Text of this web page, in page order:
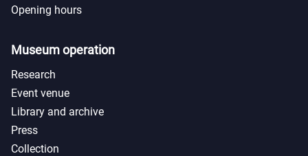
Opening hours
Museum operation
Research
Event venue
Library and archive
Press
Collection